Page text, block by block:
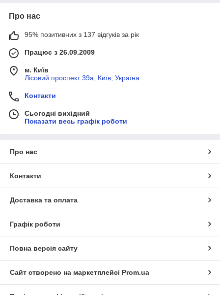
Про нас
95% позитивних з 137 відгуків за рік
Працює з 26.09.2009
м. Київ
Лісовий проспект 39а, Київ, Україна
Контакти
Сьогодні вихідний
Показати весь графік роботи
Про нас
Контакти
Доставка та оплата
Графік роботи
Повна версія сайту
Сайт створено на маркетплейсі Prom.ua